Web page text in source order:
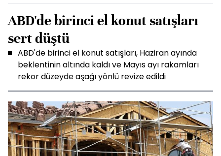
ABD'de birinci el konut satışları
sert düştü
ABD'de birinci el konut satışları, Haziran ayında
beklentinin altında kaldı ve Mayıs ayı rakamları
rekor düzeyde aşağı yönlü revize edildi